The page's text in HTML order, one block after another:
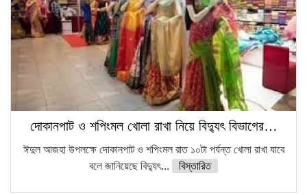
দোকানপাট ও শপিংমল খোলা রাখা নিয়ে বিদ্যুৎ বিভাগের…
ঈদুল আজহা উপলক্ষে দোকানপাট ও শপিংমল রাত ১০টা পর্যন্ত খোলা রাখা যাবে
বলে জানিয়েছে বিদ্যুৎ...
বিস্তারিত